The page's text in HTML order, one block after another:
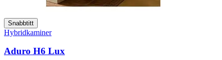
Snabbtitt
Hybridkaminer
Aduro H6 Lux